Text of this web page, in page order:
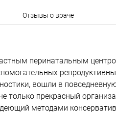
Отзывы о враче
перинатальным
вошли в
только прекрасный
методами